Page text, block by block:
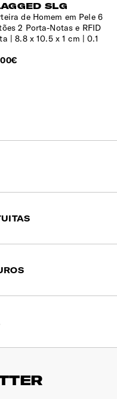
SLG
de Homem em Pele 6
2 Porta-Notas e RFID
8.8 x 10.5 x 1 cm | 0.1